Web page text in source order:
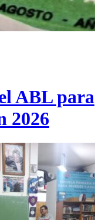
ABL para
2026